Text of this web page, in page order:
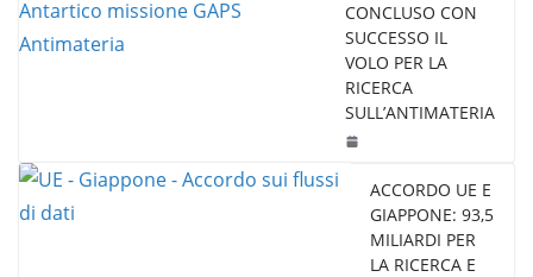
CONCLUSO CON
SUCCESSO IL
VOLO PER LA
RICERCA
SULL’ANTIMATERIA
ACCORDO UE E
GIAPPONE: 93,5
MILIARDI PER
LA RICERCA E